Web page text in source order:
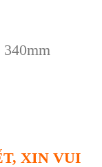
XIN VUI